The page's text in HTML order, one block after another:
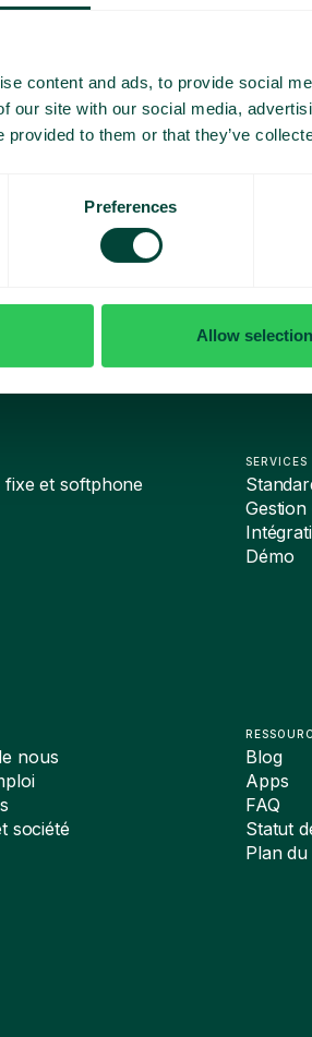
content and ads, to provide social
our site with our social media,
provided to them or that they’ve
Preferences
Allow selection
fixe et softphone
nous
société
Gestion
Démo
Blog
Apps
FAQ
Statut
Plan du